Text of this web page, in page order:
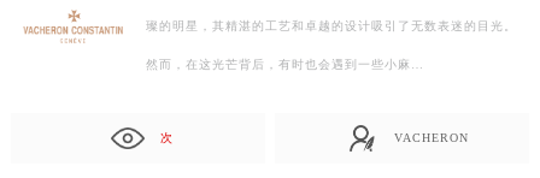
璨的明星，其精湛的工艺和卓越的设计吸引了无数表迷的目光。
然而，在这光芒背后，有时也会遇到一些小麻…
次 VACHERON